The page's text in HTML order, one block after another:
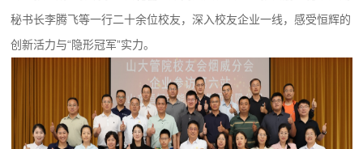
秘书长李腾飞等一行二十余位校友，深入校友企业一线，感受恒辉的
创新活力与“隐形冠军”实力。